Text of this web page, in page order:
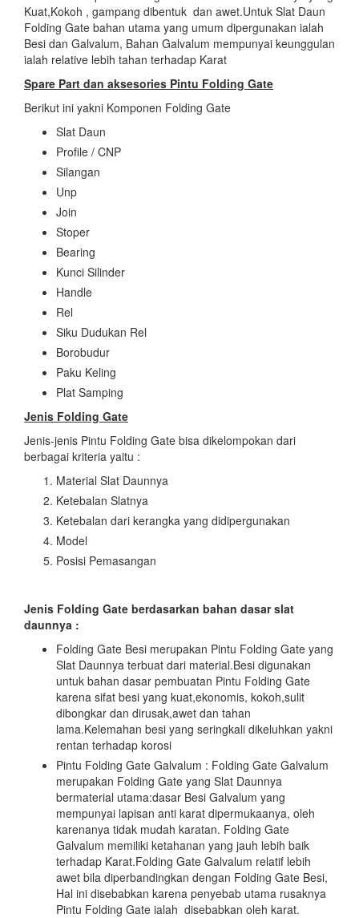
Kuat,Kokoh , gampang dibentuk dan awet.Untuk Slat Daun
Folding Gate bahan utama yang umum dipergunakan ialah
Besi dan Galvalum, Bahan Galvalum mempunyai keunggulan
ialah relative lebih tahan terhadap Karat
Spare Part dan aksesories Pintu Folding Gate
Berikut ini yakni Komponen Folding Gate
Slat Daun
Profile / CNP
Silangan
Unp
Join
Stoper
Bearing
Kunci Silinder
Handle
Rel
Siku Dudukan Rel
Borobudur
Paku Keling
Plat Samping
Jenis Folding Gate
Jenis-jenis Pintu Folding Gate bisa dikelompokan dari
berbagai kriteria yaitu :
Material Slat Daunnya
Ketebalan Slatnya
Ketebalan dari kerangka yang didipergunakan
Model
Posisi Pemasangan
Jenis Folding Gate berdasarkan bahan dasar slat
daunnya :
Folding Gate Besi merupakan Pintu Folding Gate yang
Slat Daunnya terbuat dari material.Besi digunakan
untuk bahan dasar pembuatan Pintu Folding Gate
karena sifat besi yang kuat,ekonomis, kokoh,sulit
dibongkar dan dirusak,awet dan tahan
lama.Kelemahan besi yang seringkali dikeluhkan yakni
rentan terhadap korosi
Pintu Folding Gate Galvalum : Folding Gate Galvalum
merupakan Folding Gate yang Slat Daunnya
bermaterial utama:dasar Besi Galvalum yang
mempunyai lapisan anti karat dipermukaanya, oleh
karenanya tidak mudah karatan. Folding Gate
Galvalum memiliki ketahanan yang jauh lebih baik
terhadap Karat.Folding Gate Galvalum relatif lebih
awet bila diperbandingkan dengan Folding Gate Besi,
Hal ini disebabkan karena penyebab utama rusaknya
Pintu Folding Gate ialah disebabkan oleh karat.